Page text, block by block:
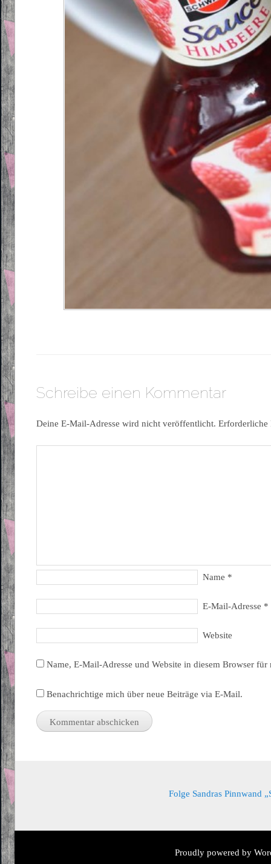
Schreibe einen Kommentar
Deine E-Mail-Adresse wird nicht veröffentlicht.
Name *
E-Mail-Adresse *
Website
Name, E-Mail-Adresse und Website in diesem Browser
Benachrichtige mich über neue Beiträge via E-Mail.
Folge Sandras Pinnwand
Proudly powered by